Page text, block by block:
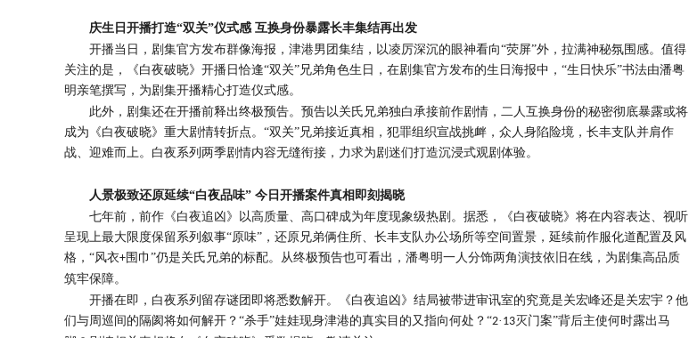
庆生日开播打造“双关”仪式感 互换身份暴露长丰集结再出发
开播当日，剧集官方发布群像海报，津港男团集结，以凌厉深沉的眼神看向“荧屏”外，拉满神秘氛围感。值得
关注的是，《白夜破晓》开播日恰逢“双关”兄弟角色生日，在剧集官方发布的生日海报中，“生日快乐”书法由潘粤
明亲笔撰写，为剧集开播精心打造仪式感。
此外，剧集还在开播前释出终极预告。预告以关氏兄弟独白承接前作剧情，二人互换身份的秘密彻底暴露或将
成为《白夜破晓》重大剧情转折点。 “双关”兄弟接近真相，犯罪组织宣战挑衅，众人身陷险境，长丰支队并肩作
战、迎难而上。白夜系列两季剧情内容无缝衔接，力求为剧迷们打造沉浸式观剧体验。
人景极致还原延续“白夜品味” 今日开播案件真相即刻揭晓
七年前，前作《白夜追凶》以高质量、高口碑成为年度现象级热剧。据悉，《白夜破晓》将在内容表达、视听
呈现上最大限度保留系列叙事“原味”，还原兄弟俩住所、长丰支队办公场所等空间置景，延续前作服化道配置及风
格，“风衣+围巾”仍是关氏兄弟的标配。从终极预告也可看出，潘粤明一人分饰两角演技依旧在线，为剧集高品质
筑牢保障。
开播在即，白夜系列留存谜团即将悉数解开。《白夜追凶》结局被带进审讯室的究竟是关宏峰还是关宏宇？他
们与周巡间的隔阂将如何解开？ “杀手”娃娃现身津港的真实目的又指向何处？“2· 13灭门案”背后主使何时露出马